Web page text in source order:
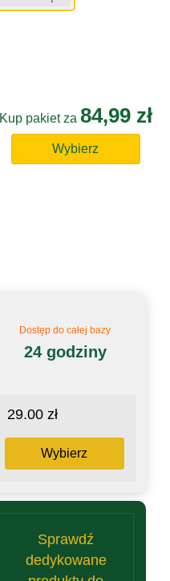
Kup pakiet za 84,99 zł
Wybierz
Dostęp do całej bazy
24 godziny
29.00 zł
Wybierz
Sprawdź
dedykowane